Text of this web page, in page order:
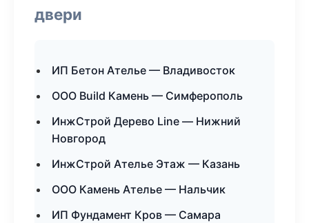
двери
ИП Бетон Ателье — Владивосток
ООО Build Камень — Симферополь
ИнжСтрой Дерево Line — Нижний
Новгород
ИнжСтрой Ателье Этаж — Казань
ООО Камень Ателье — Нальчик
ИП Фундамент Кров — Самара